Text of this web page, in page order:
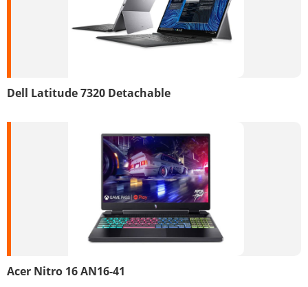
Dell Latitude 7320 Detachable
Acer Nitro 16 AN16-41